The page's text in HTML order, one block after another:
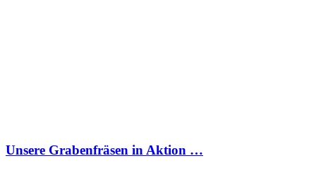
Unsere Grabenfräsen in Aktion …